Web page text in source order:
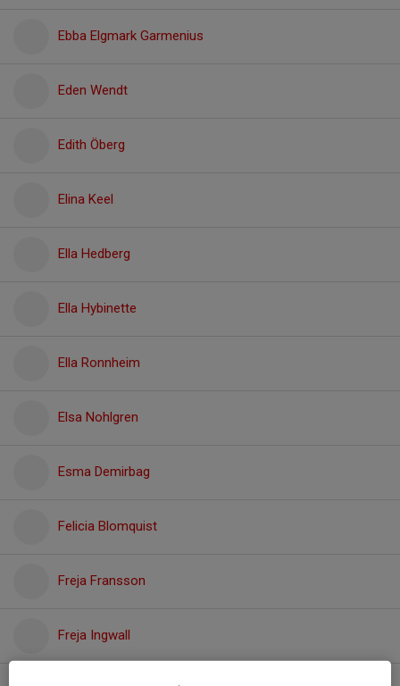
Ebba Elgmark Garmenius
Eden Wendt
Edith Öberg
Elina Keel
Ella Hedberg
Ella Hybinette
Ella Ronnheim
Elsa Nohlgren
Esma Demirbag
Felicia Blomquist
Freja Fransson
Freja Ingwall